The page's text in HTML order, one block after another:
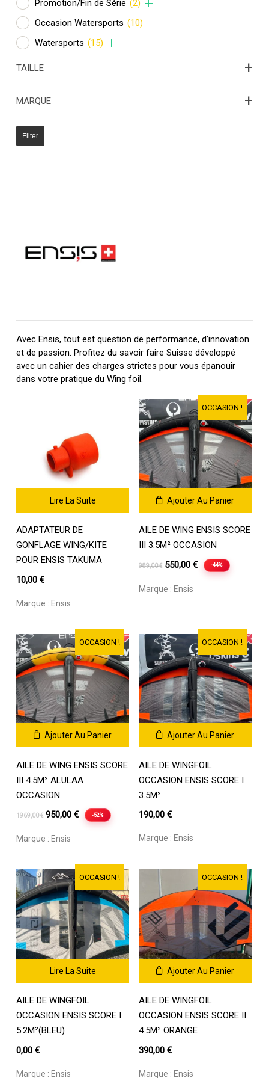
Promotion/Fin de Série (2)
Occasion Watersports (10)
Watersports (15)
TAILLE +
MARQUE +
Filter
Avec Ensis, tout est question de performance, d’innovation
et de passion. Profitez du savoir faire Suisse développé
avec un cahier des charges strictes pour vous épanouir
dans votre pratique du Wing foil.
Lire La Suite
ADAPTATEUR DE
GONFLAGE WING/KITE
POUR ENSIS TAKUMA
10,00 €
Marque : Ensis
OCCASION !
Ajouter Au Panier
AILE DE WING ENSIS SCORE
III 3.5M² OCCASION
989,00€ Le
initial
550,00€Le
prix
-44%
Marque : Ensis
OCCASION !
Ajouter Au Panier
AILE DE WING ENSIS SCORE
III 4.5M² ALULAA
OCCASION
1969,00€ Le
initial
1969,00 €.
950,00 €Le
950,00 €.
-52%
Marque : Ensis
OCCASION !
Ajouter Au Panier
AILE DE WINGFOIL
OCCASION ENSIS SCORE I
3.5M².
190,00€
Marque : Ensis
OCCASION !
Lire La Suite
AILE DE WINGFOIL
OCCASION ENSIS SCORE I
5.2M²(BLEU)
0,00 €
Marque : Ensis
OCCASION !
Ajouter Au Panier
AILE DE WINGFOIL
OCCASION ENSIS SCORE II
4.5M² ORANGE
390,00€
Marque : Ensis